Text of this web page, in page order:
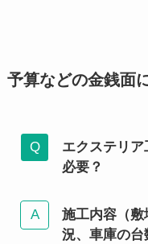
予算などの金銭面
エクステリ
必要？
施工内容（
況、車庫の台